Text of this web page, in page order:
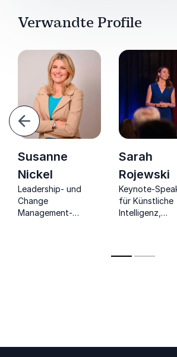
Verwandte Profile
Susanne
Nickel
Leadership- und
Change
Management-
Sarah
Rojewski
Keynote-
für Künstliche
Intelligenz,
Wegweiserin